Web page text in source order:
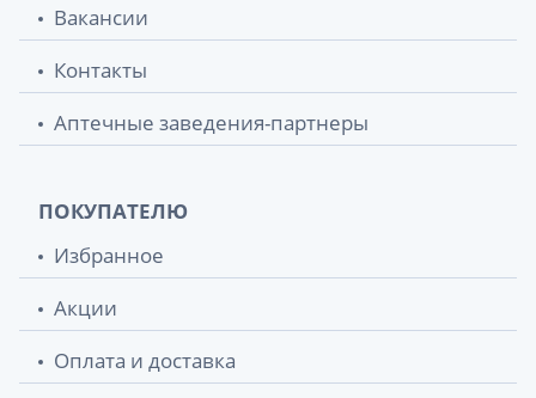
Вакансии
Контакты
Аптечные заведения-партнеры
ПОКУПАТЕЛЮ
Избранное
Акции
Оплата и доставка